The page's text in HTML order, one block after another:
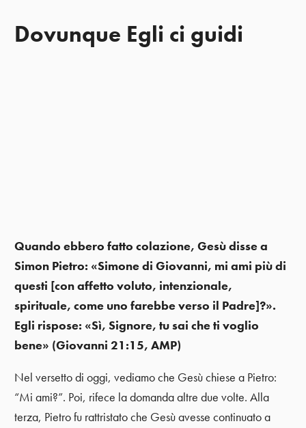
Dovunque Egli ci guidi
Quando ebbero fatto colazione, Gesù disse a
Simon Pietro: «Simone di Giovanni, mi ami più di
questi [con affetto voluto, intenzionale,
spirituale, come uno farebbe verso il Padre]?».
Egli rispose: «Sì, Signore, tu sai che ti voglio
bene» (Giovanni 21:15, AMP)
Nel versetto di oggi, vediamo che Gesù chiese a Pietro:
“Mi ami?”. Poi, rifece la domanda altre due volte. Alla
terza, Pietro fu rattristato che Gesù avesse continuato a